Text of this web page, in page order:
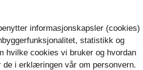
Vestfoldscenen / Danseløft
/ Kreative næringer
Tlf:48184940
Send e-post
informasjonskapsler (cookies)
statistikk og
hvilke cookies vi bruker og hvordan
de i erklæringen vår om personvern.